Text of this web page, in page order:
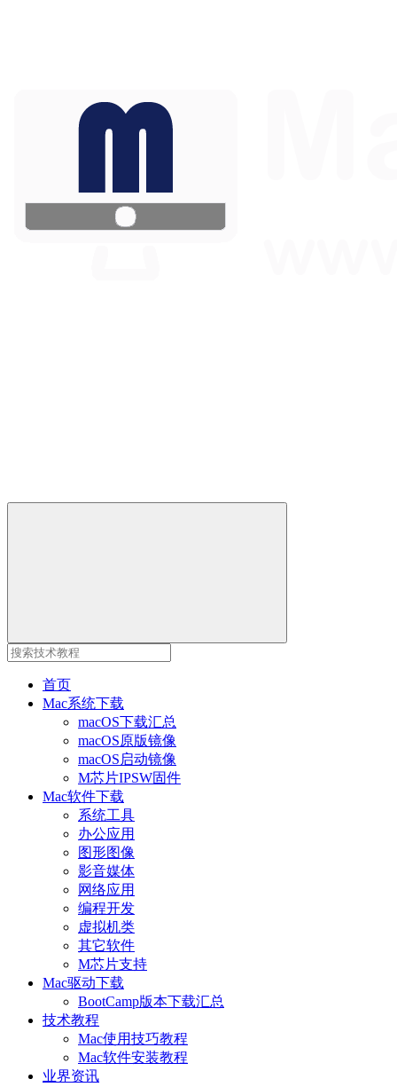
首页
Mac系统下载
macOS下载汇总
macOS原版镜像
macOS启动镜像
M芯片IPSW固件
Mac软件下载
系统工具
办公应用
图形图像
影音媒体
网络应用
编程开发
虚拟机类
其它软件
M芯片支持
Mac驱动下载
BootCamp版本下载汇总
技术教程
Mac使用技巧教程
Mac软件安装教程
业界资讯